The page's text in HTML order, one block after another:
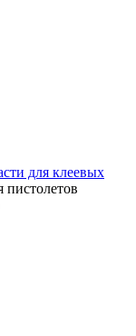
для клеевых
пистолетов